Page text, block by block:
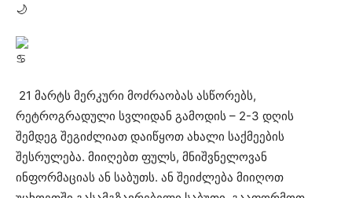
21 მარტს მერკური მოძრაობას ასწორებს,
რეტროგრადული სვლიდან გამოდის – 2-3 დღის
შემდეგ შეგიძლიათ დაიწყოთ ახალი საქმეების
შესრულება. მიიღებთ ფულს, მნიშვნელოვან
ინფორმაციას ან საბუთს. ან შეიძლება მიიღოთ